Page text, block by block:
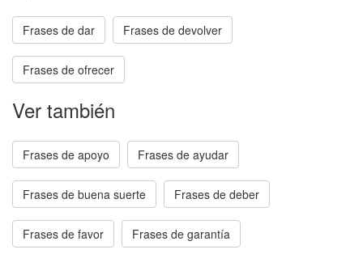
Frases de dar Frases de devolver
Frases de ofrecer
Ver también
Frases de apoyo Frases de ayudar
Frases de buena suerte Frases de deber
Frases de favor Frases de garantía